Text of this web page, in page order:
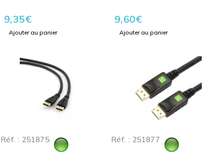
9,35€
Ajouter au panier
9,60€
Ajouter au panier
Réf. : 251875 Réf. : 251877